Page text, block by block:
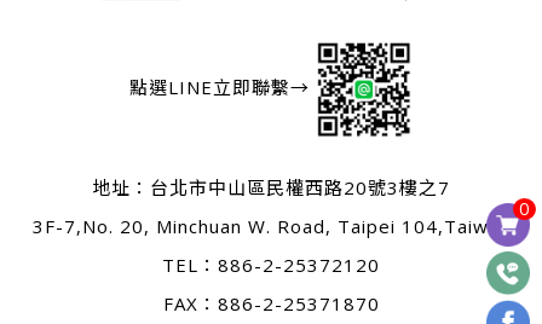
0
點選LINE立即聯繫→
地址： 台北市中山區民權西路20號3樓之7
3F-7,No. 20, Minchuan W. Road, Taipei 104,Taiwan
TEL： 886-2-25372120
FAX：886-2-25371870